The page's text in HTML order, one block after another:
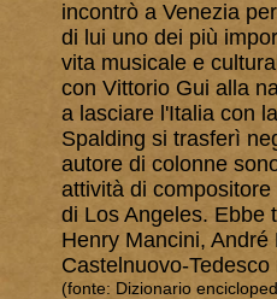
incontrò a Venezia
di lui uno dei più
vita musicale e
con Vittorio Gui alla
a lasciare l'Italia con
Spalding si trasferì
autore di colonne
attività di
di Los Angeles. Ebbe
Henry Mancini,
Castelnuovo-
(fonte: Dizionario